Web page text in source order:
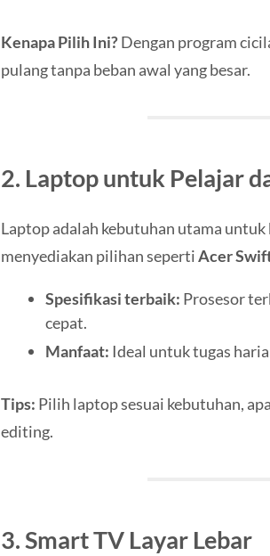
Kenapa Pilih Ini?Dengan program
pulang tanpa beban awal yang besar.
2. Laptop untuk Pelajar
Laptop adalah kebutuhan utama
menyediakan pilihan sepertiAcer
Spesifikasi terbaik: Prosesor
cepat.
Manfaat: Ideal untuk tugas
Tips: Pilih laptop sesuai kebutuhan,
editing.
3. Smart TV Layar Lebar